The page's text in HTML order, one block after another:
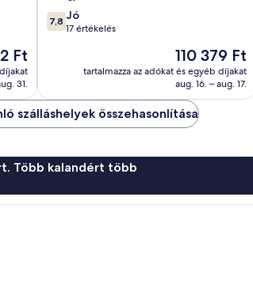
Ft
31.
7.8
ennyiből:
7,8 Jó
17 értékelés
Az
ár
110 379 Ft
110 379 Ft
tartalmazza az adókat és egyéb díjakat
aug. 16. – aug. 17.
szálláshelyek összehasonlítása
Több kalandért több